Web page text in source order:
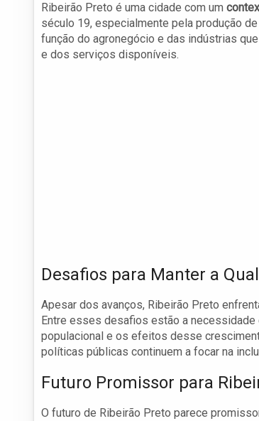
Ribeirão Preto é uma cidade com um
século 19, especialmente pela produção
função do agronegócio e das indústrias
e dos serviços disponíveis.
Desafios para Manter a
Apesar dos avanços, Ribeirão Preto
Entre esses desafios estão a
populacional e os efeitos desse
políticas públicas continuem a focar na
Futuro Promissor para
O futuro de Ribeirão Preto parece